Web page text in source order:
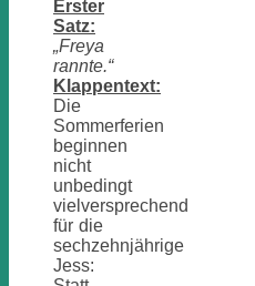
Erster
Satz:
„Freya
rannte.“
Klappentext:
Die
Sommerferien
beginnen
nicht
unbedingt
vielversprechend
für die
sechzehnjährige
Jess: